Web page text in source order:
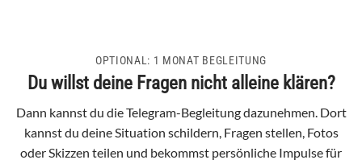
OPTIONAL: 1 MONAT BEGLEITUNG
Du willst deine Fragen nicht alleine klären?
Dann kannst du die Telegram-Begleitung dazunehmen. Dort
kannst du deine Situation schildern, Fragen stellen, Fotos
oder Skizzen teilen und bekommst persönliche Impulse für